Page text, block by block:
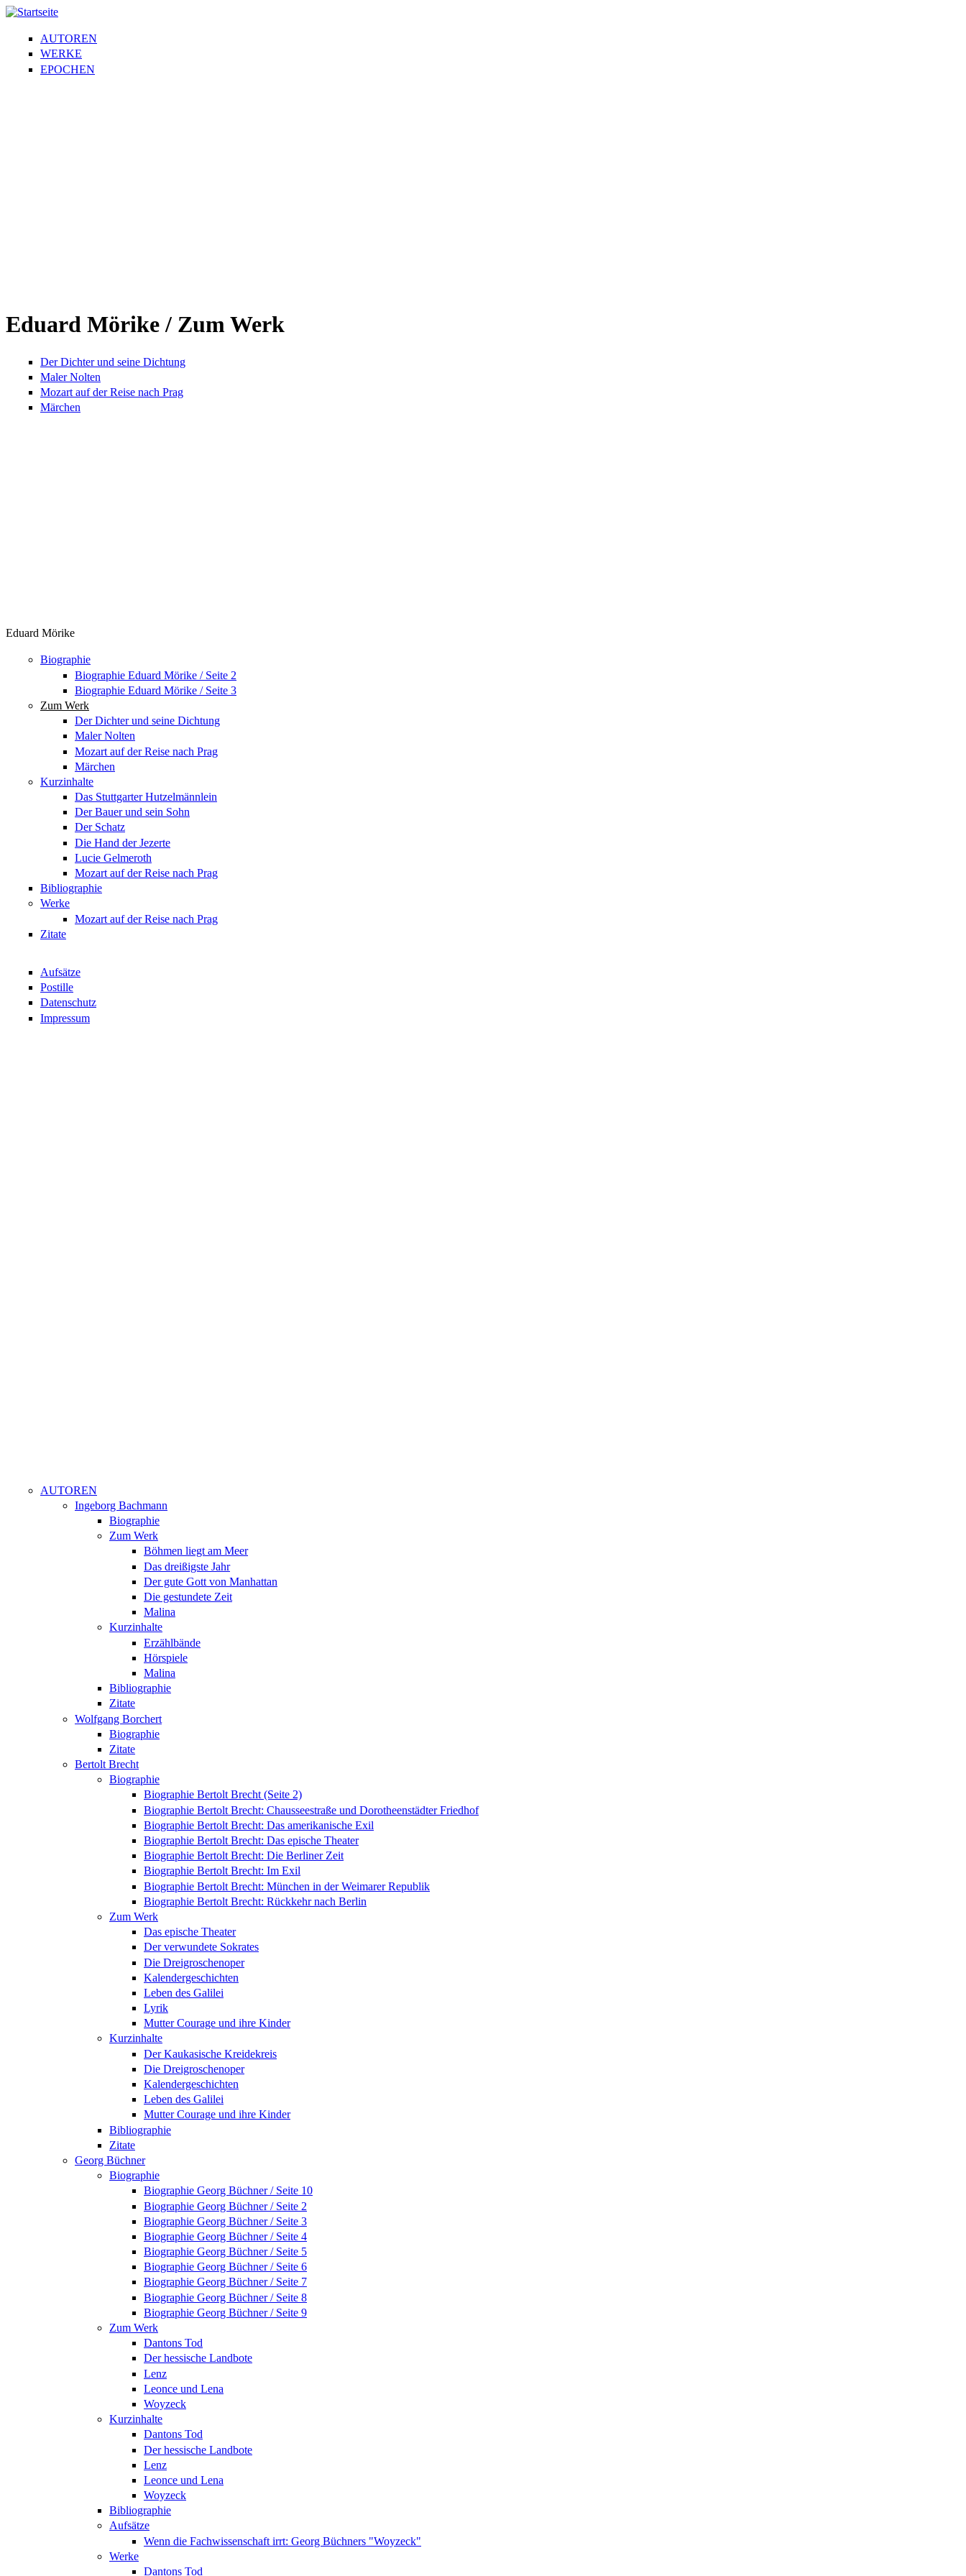
AUTOREN
WERKE
EPOCHEN
Eduard Mörike / Zum Werk
Der Dichter und seine Dichtung
Maler Nolten
Mozart auf der Reise nach Prag
Märchen
Eduard Mörike
Biographie
Biographie Eduard Mörike / Seite 2
Biographie Eduard Mörike / Seite 3
Zum Werk
Der Dichter und seine Dichtung
Maler Nolten
Mozart auf der Reise nach Prag
Märchen
Kurzinhalte
Das Stuttgarter Hutzelmännlein
Der Bauer und sein Sohn
Der Schatz
Die Hand der Jezerte
Lucie Gelmeroth
Mozart auf der Reise nach Prag
Bibliographie
Werke
Mozart auf der Reise nach Prag
Zitate
Aufsätze
Postille
Datenschutz
Impressum
AUTOREN
Ingeborg Bachmann
Biographie
Zum Werk
Böhmen liegt am Meer
Das dreißigste Jahr
Der gute Gott von Manhattan
Die gestundete Zeit
Malina
Kurzinhalte
Erzählbände
Hörspiele
Malina
Bibliographie
Zitate
Wolfgang Borchert
Biographie
Zitate
Bertolt Brecht
Biographie
Biographie Bertolt Brecht (Seite 2)
Biographie Bertolt Brecht: Chausseestraße und Dorotheenstädter Friedhof
Biographie Bertolt Brecht: Das amerikanische Exil
Biographie Bertolt Brecht: Das epische Theater
Biographie Bertolt Brecht: Die Berliner Zeit
Biographie Bertolt Brecht: Im Exil
Biographie Bertolt Brecht: München in der Weimarer Republik
Biographie Bertolt Brecht: Rückkehr nach Berlin
Zum Werk
Das epische Theater
Der verwundete Sokrates
Die Dreigroschenoper
Kalendergeschichten
Leben des Galilei
Lyrik
Mutter Courage und ihre Kinder
Kurzinhalte
Der Kaukasische Kreidekreis
Die Dreigroschenoper
Kalendergeschichten
Leben des Galilei
Mutter Courage und ihre Kinder
Bibliographie
Zitate
Georg Büchner
Biographie
Biographie Georg Büchner / Seite 10
Biographie Georg Büchner / Seite 2
Biographie Georg Büchner / Seite 3
Biographie Georg Büchner / Seite 4
Biographie Georg Büchner / Seite 5
Biographie Georg Büchner / Seite 6
Biographie Georg Büchner / Seite 7
Biographie Georg Büchner / Seite 8
Biographie Georg Büchner / Seite 9
Zum Werk
Dantons Tod
Der hessische Landbote
Lenz
Leonce und Lena
Woyzeck
Kurzinhalte
Dantons Tod
Der hessische Landbote
Lenz
Leonce und Lena
Woyzeck
Bibliographie
Aufsätze
Wenn die Fachwissenschaft irrt: Georg Büchners "Woyzeck"
Werke
Dantons Tod